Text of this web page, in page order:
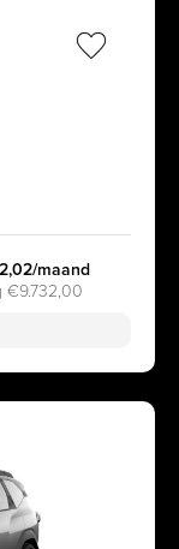
maand
€9.732,00